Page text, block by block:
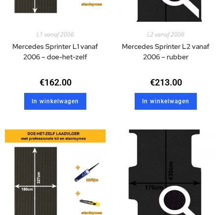
L1 vanaf 2006
Mercedes Sprinter L1 vanaf
2006 – doe-het-zelf
€162.00
In winkelwagen
L2 vanaf 2006
Mercedes Sprinter L2 vanaf
2006 – rubber
€213.00
In winkelwagen